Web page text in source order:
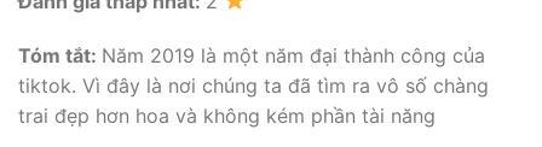
Tóm tắt: Năm 2019 là một năm đại thành công của
tiktok. Vì đây là nơi chúng ta đã tìm ra vô số chàng
trai đẹp hơn hoa và không kém phần tài năng